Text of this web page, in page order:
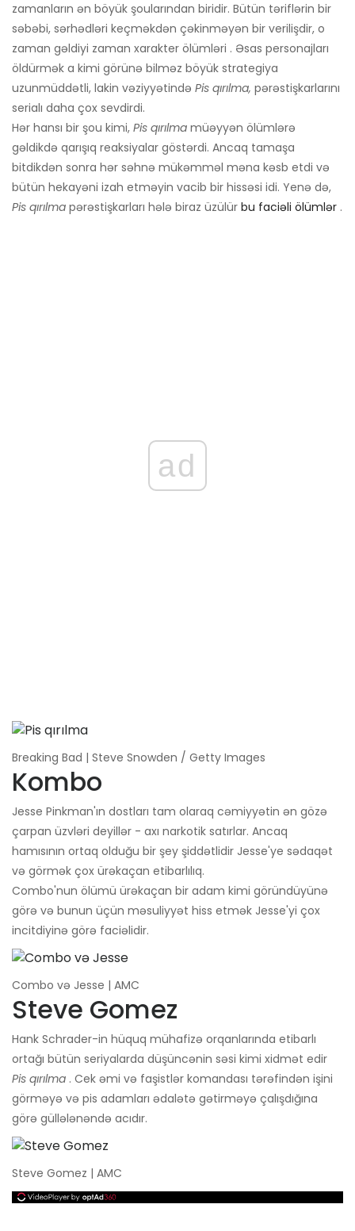
zamanların ən böyük şoularından biridir. Bütün təriflərin bir
səbəbi, sərhədləri keçməkdən çəkinməyən bir verilişdir, o
zaman gəldiyi zaman xarakter ölümləri . Əsas personajları
öldürmək a kimi görünə bilməz böyük strategiya
uzunmüddətli, lakin vəziyyətində Pis qırılma, pərəstişkarlarını
serialı daha çox sevdirdi.
Hər hansı bir şou kimi, Pis qırılma müəyyən ölümlərə
gəldikdə qarışıq reaksiyalar göstərdi. Ancaq tamaşa
bitdikdən sonra hər səhnə mükəmməl məna kəsb etdi və
bütün hekayəni izah etməyin vacib bir hissəsi idi. Yenə də,
Pis qırılma pərəstişkarları hələ biraz üzülür bu faciəli ölümlər .
ad
Breaking Bad | Steve Snowden / Getty Images
Kombo
Jesse Pinkman'ın dostları tam olaraq cəmiyyətin ən gözə
çarpan üzvləri deyillər - axı narkotik satırlar. Ancaq
hamısının ortaq olduğu bir şey şiddətlidir Jesse'ye sədaqət
və görmək çox ürəkaçan etibarlılıq.
Combo'nun ölümü ürəkaçan bir adam kimi göründüyünə
görə və bunun üçün məsuliyyət hiss etmək Jesse'yi çox
incitdiyinə görə faciəlidir.
Combo və Jesse | AMC
Steve Gomez
Hank Schrader-in hüquq mühafizə orqanlarında etibarlı
ortağı bütün seriyalarda düşüncənin səsi kimi xidmət edir
Pis qırılma . Cek əmi və faşistlər komandası tərəfindən işini
görməyə və pis adamları ədalətə gətirməyə çalışdığına
görə güllələnəndə acıdır.
Steve Gomez | AMC